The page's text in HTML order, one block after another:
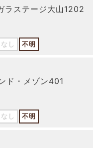
ラステージ大山1202
なし 不明
ド・メゾン401
なし 不明